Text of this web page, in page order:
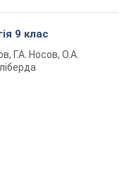
9 клас
Г.А. Носов, О.А.